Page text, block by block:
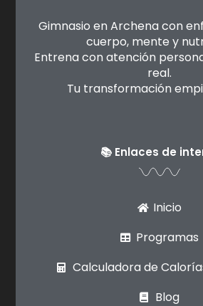
Gimnasio en Archena con
cuerpo, mente y
Entrena con atención
real.
Tu transformación
📚 Enlaces de
Inicio
Programas
Calculadora de
Blog